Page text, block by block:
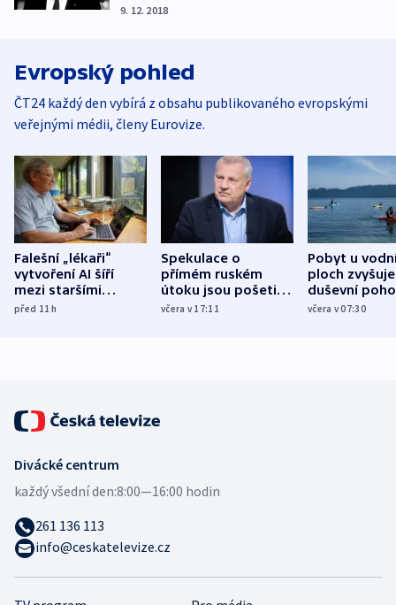
9. 12. 2018
Evropský pohled
ČT24 každý den vybírá z obsahu publikovaného evropskými
veřejnými médii, členy Eurovize.
Falešní „lékaři“
vytvoření AI šíří
mezi staršími
Poláky nebezpečné
před 11h
Spekulace o
přímém ruském
útoku jsou pošetilé,
míní estonský
včera v 17:11
Pobyt u
ploch zvyšuje
duševní
ukázala
včera v 07:30
Divácké centrum
každý všední den:8:00—16:00 hodin
261 136 113
info@ceskatelevize.cz